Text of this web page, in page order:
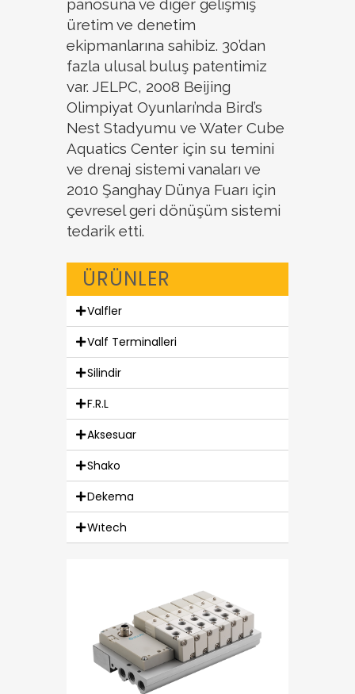
panosuna ve diğer gelişmiş
üretim ve denetim
ekipmanlarına sahibiz. 30’dan
fazla ulusal buluş patentimiz
var. JELPC, 2008 Beijing
Olimpiyat Oyunları’nda Bird’s
Nest Stadyumu ve Water Cube
Aquatics Center için su temini
ve drenaj sistemi vanaları ve
2010 Şanghay Dünya Fuarı için
çevresel geri dönüşüm sistemi
tedarik etti.
ÜRÜNLER
Valfler
Valf Terminalleri
Silindir
F.R.L
Aksesuar
Shako
Dekema
Wıtech